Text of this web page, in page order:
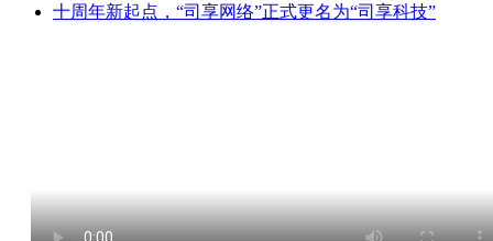
十周年新起点，“司享网络”正式更名为“司享科技”